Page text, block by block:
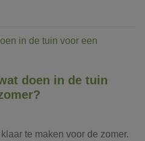
doen in de tuin
te maken voor de zomer.